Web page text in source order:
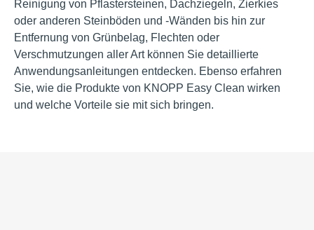
Reinigung von Pflastersteinen, Dachziegeln, Zierkies
oder anderen Steinböden und -Wänden bis hin zur
Entfernung von Grünbelag, Flechten oder
Verschmutzungen aller Art können Sie detaillierte
Anwendungsanleitungen entdecken. Ebenso erfahren
Sie, wie die Produkte von KNOPP Easy Clean wirken
und welche Vorteile sie mit sich bringen.